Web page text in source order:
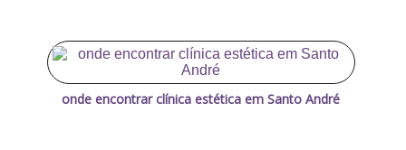
onde encontrar clínica estética em Santo André